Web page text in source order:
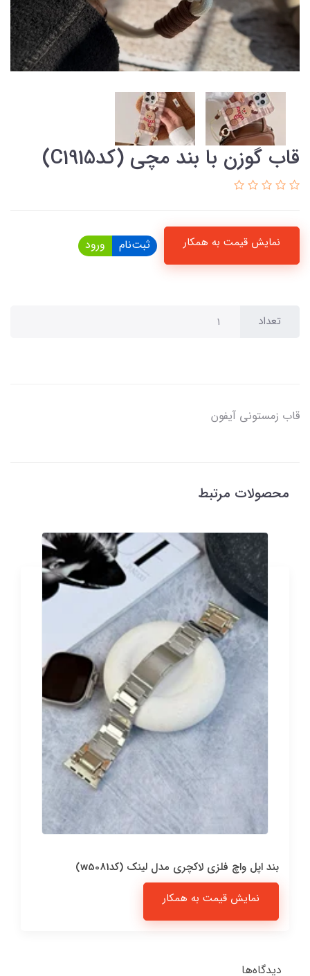
قاب گوزن با بند مچی (کدC1915)
نمایش قیمت به همکار ثبت‌نام ورود
تعداد
قاب زمستونی آیفون
محصولات مرتبط
بند اپل واچ فلزی لاکچری مدل لینک (کدw5081)
نمایش قیمت به همکار
دیدگاه‌ها